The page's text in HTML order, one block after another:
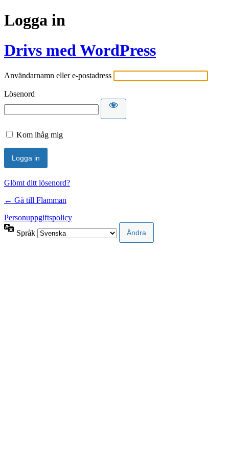
Logga in
Drivs med WordPress
Användarnamn eller e-postadress
Lösenord
Kom ihåg mig
Glömt ditt lösenord?
← Gå till Flamman
Personuppgiftspolicy
Språk